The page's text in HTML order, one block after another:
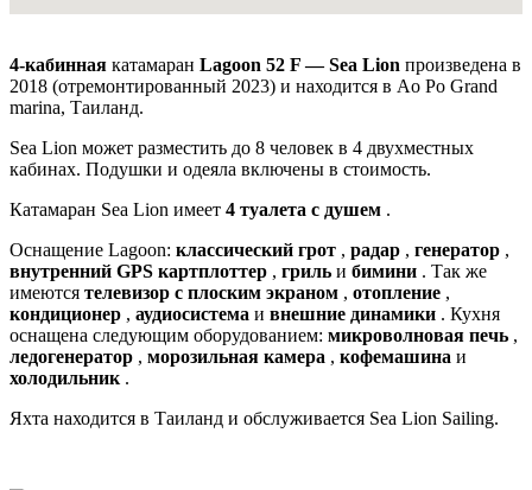
4-кабинная катамаран Lagoon 52 F — Sea Lion произведена в
2018 (отремонтированный 2023) и находится в Ao Po Grand
marina, Таиланд.
Sea Lion может разместить до 8 человек в 4 двухместных
кабинах. Подушки и одеяла включены в стоимость.
Катамаран Sea Lion имеет 4 туалета с душем .
Оснащение Lagoon: классический грот , радар , генератор ,
внутренний GPS картплоттер , гриль и бимини . Так же
имеются телевизор с плоским экраном , отопление ,
кондиционер , аудиосистема и внешние динамики . Кухня
оснащена следующим оборудованием: микроволновая печь ,
ледогенератор , морозильная камера , кофемашина и
холодильник .
Яхта находится в Таиланд и обслуживается Sea Lion Sailing.